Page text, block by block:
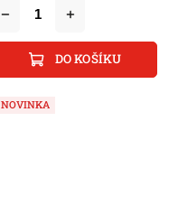
DO KOŠÍKU
NOVINKA